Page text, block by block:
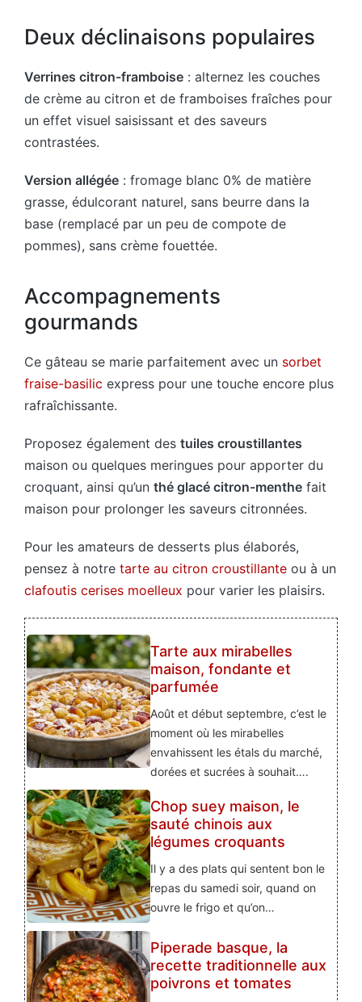
Deux déclinaisons populaires
Verrines citron-framboise : alternez les couches
de crème au citron et de framboises fraîches pour
un effet visuel saisissant et des saveurs
contrastées.
Version allégée : fromage blanc 0% de matière
grasse, édulcorant naturel, sans beurre dans la
base (remplacé par un peu de compote de
pommes), sans crème fouettée.
Accompagnements
gourmands
Ce gâteau se marie parfaitement avec un sorbet
fraise-basilic express pour une touche encore plus
rafraîchissante.
Proposez également des tuiles croustillantes
maison ou quelques meringues pour apporter du
croquant, ainsi qu’un thé glacé citron-menthe fait
maison pour prolonger les saveurs citronnées.
Pour les amateurs de desserts plus élaborés,
pensez à notre tarte au citron croustillante ou à un
clafoutis cerises moelleux pour varier les plaisirs.
Tarte aux mirabelles
maison, fondante et
parfumée
Août et début septembre, c’est le
moment où les mirabelles
envahissent les étals du marché,
dorées et sucrées à souhait….
Chop suey maison, le
sauté chinois aux
légumes croquants
Il y a des plats qui sentent bon le
repas du samedi soir, quand on
ouvre le frigo et qu’on…
Piperade basque, la
recette traditionnelle aux
poivrons et tomates